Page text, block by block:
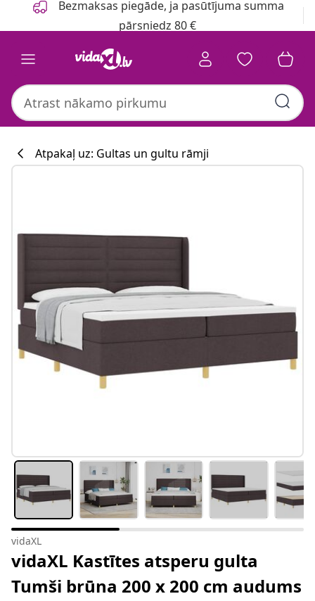
Bezmaksas piegāde, ja pasūtījuma summa
pārsniedz 80 €
Atpakaļ uz: Gultas un gultu rāmji
vidaXL
vidaXL Kastītes atsperu gulta
Tumši brūna 200 x 200 cm audums